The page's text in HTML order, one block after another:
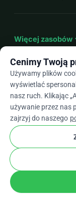
Więcej zasobów
Plarrow_drop_down
★★★★★4,9 / 5
Regulamin
Stworzone w
Cenimy Twoją
Używamy plików
wyświetlać
nasz ruch. Klikając
używanie przez nas
zajrzyj do naszego